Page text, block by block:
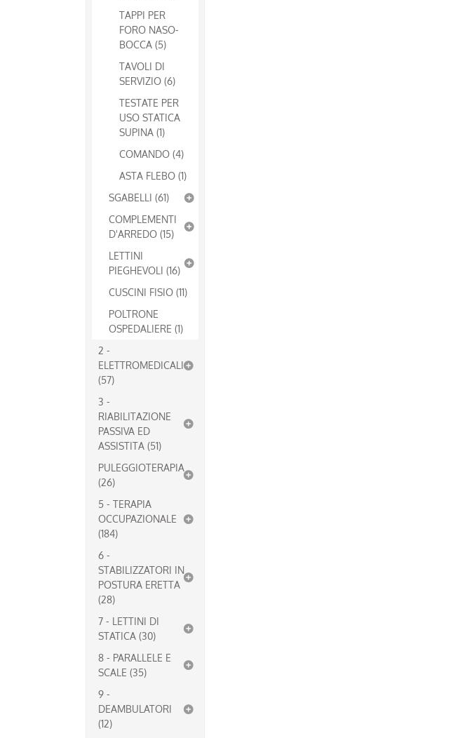
TAPPI PER
FORO NASO-
BOCCA (5)
TAVOLI DI
SERVIZIO (6)
TESTATE PER
USO STATICA
SUPINA (1)
COMANDO (4)
ASTA FLEBO (1)
SGABELLI (61)
COMPLEMENTI
D'ARREDO (15)
LETTINI
PIEGHEVOLI (16)
CUSCINI FISIO (11)
POLTRONE
OSPEDALIERE (1)
2 -
ELETTROMEDICALI
(57)
3 -
RIABILITAZIONE
PASSIVA ED
ASSISTITA (51)
PULEGGIOTERAPIA
(26)
5 - TERAPIA
OCCUPAZIONALE
(184)
6 -
STABILIZZATORI IN
POSTURA ERETTA
(28)
7 - LETTINI DI
STATICA (30)
8 - PARALLELE E
SCALE (35)
9 -
DEAMBULATORI
(12)